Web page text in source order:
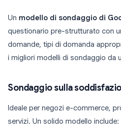
Un modello di sondaggio di
questionario pre-strutturato con
domande, tipi di domanda
i migliori modelli di sondaggio da
Sondaggio sulla
Ideale per negozi e-commerce,
servizi. Un solido modello include: